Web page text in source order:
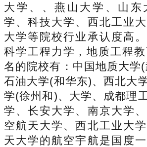
大学、、燕山大学、山东
学、科技大学、西北工业
大学等院校行业承认度高
科学工程力学，地质工程
名的院校有：中国地质大学
石油大学(和华东)、西北大
学(徐州和)、大学、成都理
学、长安大学、南京大学
空航天大学、西北工业大
天大学的航空宇航是国度一